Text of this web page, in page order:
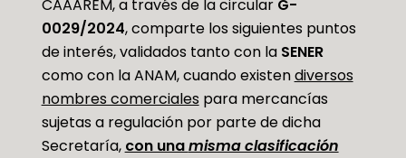
CAAAREM, a través de la circular G-
0029/2024, comparte los siguientes puntos
de interés, validados tanto con la SENER
como con la ANAM, cuando existendiversos
nombres comerciales para mercancías
sujetas a regulación por parte de dicha
Secretaría, con unamisma clasificación